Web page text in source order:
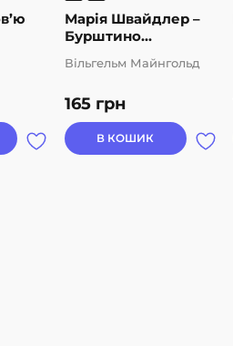
Марія Швайдлер –
Бурштино...
165 грн
Вільгельм Майнгольд
В КОШИК